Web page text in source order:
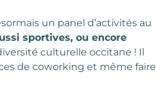
un panel d’activités au
sportives, ou encore
culturelle occitane ! Il
de coworking et même faire